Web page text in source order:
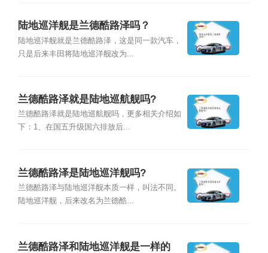
陆地巡洋舰是兰德酷路泽吗？
陆地巡洋舰就是兰德酷路泽，这是同一款汽车，
只是后来丰田将陆地巡洋舰改为...
兰德酷路泽就是陆地巡航舰吗?
兰德酷路泽就是陆地巡航舰吗，更多相关介绍如
下：1、在国五升级国六排放后...
兰德酷路泽是陆地巡洋舰吗?
兰德酷路泽与陆地巡洋舰本质一样，叫法不同。
陆地巡洋舰，后来改名为兰德酷...
兰德酷路泽和陆地巡洋舰是一样的